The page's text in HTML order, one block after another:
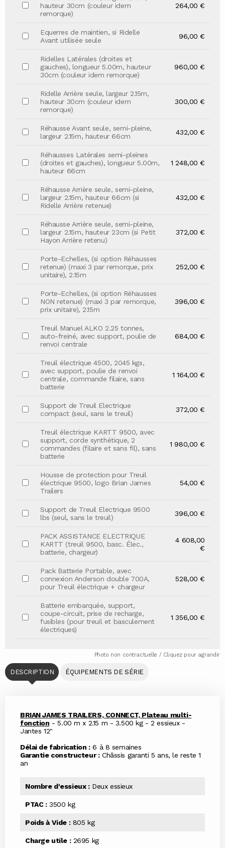
hauteur 30cm (couleur idem
remorque)
264,00 €
Equerres de maintien, si Ridelle
Avant utilisée seule
96,00 €
Ridelles Latérales (droites et
gauches), longueur 5.00m, hauteur
30cm (couleur idem remorque)
960,00 €
Ridelle Arrière seule, largeur 2.15m,
hauteur 30cm (couleur idem
remorque)
300,00 €
Réhausse Avant seule, semi-pleine,
largeur 2.15m, hauteur 66cm
432,00 €
Réhausses Latérales semi-pleines
(droites et gauches), longueur 5.00m,
hauteur 66cm
1 248,00 €
Réhausse Arrière seule, semi-pleine,
largeur 2.15m, hauteur 66cm (si
Ridelle Arrière retenue)
432,00 €
Réhausse Arrière seule, semi-pleine,
largeur 2.15m, hauteur 23cm (si Petit
Hayon Arrière retenu)
372,00 €
Porte-Echelles, (si option Réhausses
retenue) (maxi 3 par remorque, prix
unitaire), 2.15m
252,00 €
Porte-Echelles, (si option Réhausses
NON retenue) (maxi 3 par remorque,
prix unitaire), 2.15m
396,00 €
Treuil Manuel ALKO 2.25 tonnes,
auto-freiné, avec support, poulie de
renvoi centrale
684,00 €
Treuil électrique 4500, 2045 kgs,
avec support, poulie de renvoi
centrale, commande filaire, sans
batterie
1 164,00 €
Support de Treuil Electrique
compact (seul, sans le treuil)
372,00 €
Treuil électrique KARTT 9500, avec
support, corde synthétique, 2
commandes (filaire et sans fil), sans
batterie
1 980,00 €
Housse de protection pour Treuil
électrique 9500, logo Brian James
Trailers
54,00 €
Support de Treuil Electrique 9500
lbs (seul, sans le treuil)
396,00 €
PACK ASSISTANCE ELECTRIQUE
KARTT (treuil 9500, basc. Élec.,
batterie, chargeur)
4 608,00
€
Pack Batterie Portable, avec
connexion Anderson double 700A,
pour Treuil électrique + chargeur
528,00 €
Batterie embarquée, support,
coupe-circuit, prise de recharge,
fusibles (pour treuil et basculement
électriques)
1 356,00 €
Photo non contractuelle / Cliquez pour agrandir
DESCRIPTION ÉQUIPEMENTS DE SÉRIE
BRIAN JAMES TRAILERS, CONNECT, Plateau multi-
fonction - 5.00 m x 2.15 m - 3.500 kg - 2 essieux -
Jantes 12"
Délai de fabrication :6 à 8 semaines
Garantie constructeur :Châssis garanti 5 ans, le reste 1
an
Nombre d'essieux :Deux essieux
PTAC :3500 kg
Poids à Vide :805 kg
Charge utile :2695 kg